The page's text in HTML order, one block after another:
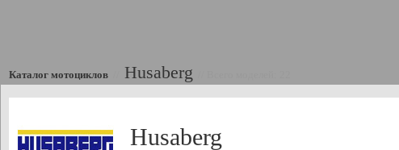
Каталог мотоциклов Husaberg
Husaberg